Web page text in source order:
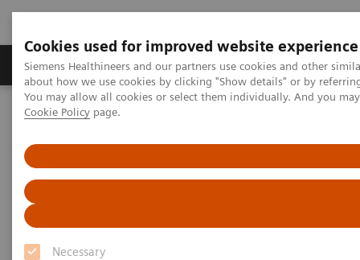
Cookies used for improved website experience
Siemens Healthineers and our partners use cookies and other
about how we use cookies by clicking "Show details" or by
You may allow all cookies or select them individually. And you
Cookie Policy page.
Necessary
Zobrazovací technika Laboratorní diagnostika
Home Zobrazovací technika
Image 60
Image 60